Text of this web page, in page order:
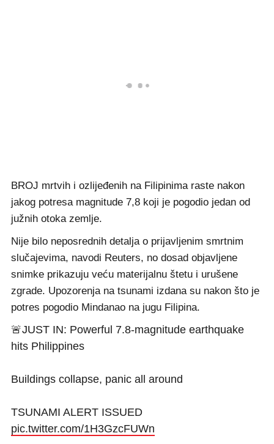
BROJ mrtvih i ozlijeđenih na Filipinima raste nakon
jakog potresa magnitude 7,8 koji je pogodio jedan od
južnih otoka zemlje.
Nije bilo neposrednih detalja o prijavljenim smrtnim
slučajevima, navodi Reuters, no dosad objavljene
snimke prikazuju veću materijalnu štetu i urušene
zgrade. Upozorenja na tsunami izdana su nakon što je
potres pogodio Mindanao na jugu Filipina.
🚨JUST IN: Powerful 7.8-magnitude earthquake
hits Philippines
Buildings collapse, panic all around
TSUNAMI ALERT ISSUED
pic.twitter.com/1H3GzcFUWn